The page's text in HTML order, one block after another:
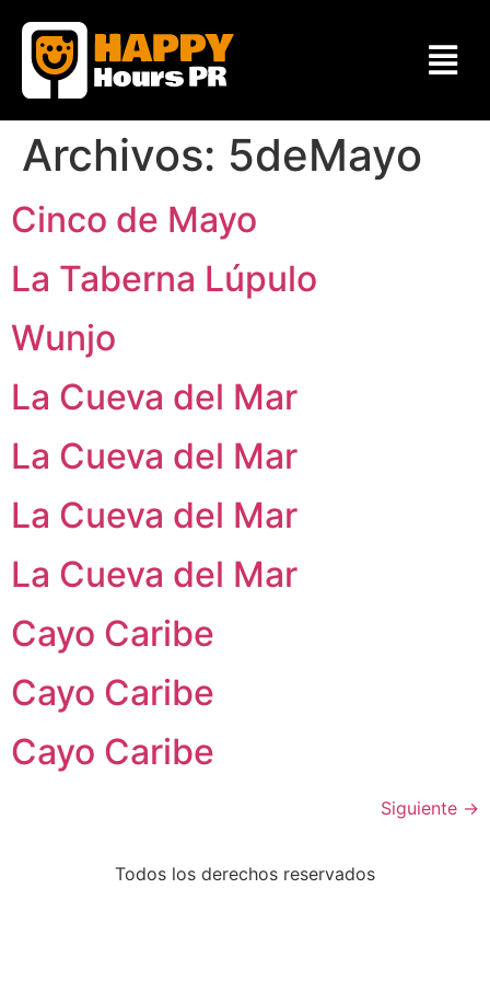
Archivos: 5deMayo
Cinco de Mayo
La Taberna Lúpulo
Wunjo
La Cueva del Mar
La Cueva del Mar
La Cueva del Mar
La Cueva del Mar
Cayo Caribe
Cayo Caribe
Cayo Caribe
Siguiente →
Todos los derechos reservados